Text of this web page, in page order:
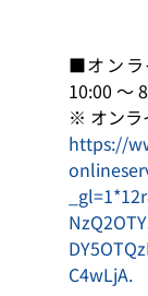
■オンラ
10:00 ～
※ オンラ
https://
C4wLjA.